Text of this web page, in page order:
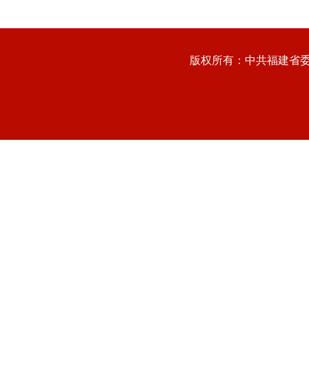
版权所有：中共福建省